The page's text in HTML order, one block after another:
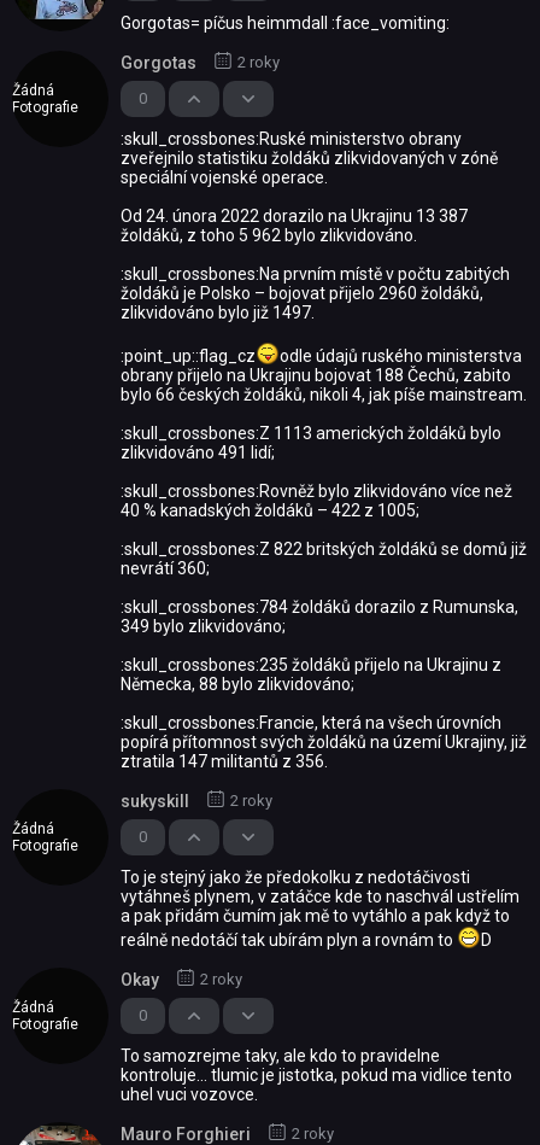
Gorgotas= píčus heimmdall :face_vomiting:
Žádná
Fotografie
0
Gorgotas 2 roky
:skull_crossbones:Ruské ministerstvo obrany
zveřejnilo statistiku žoldáků zlikvidovaných v zóně
speciální vojenské operace.
Od 24. února 2022 dorazilo na Ukrajinu 13 387
žoldáků, z toho 5 962 bylo zlikvidováno.
:skull_crossbones:Na prvním místě v počtu zabitých
žoldáků je Polsko – bojovat přijelo 2960 žoldáků,
zlikvidováno bylo již 1497.
:point_up::flag_cz
odle údajů ruského ministerstva
obrany přijelo na Ukrajinu bojovat 188 Čechů, zabito
bylo 66 českých žoldáků, nikoli 4, jak píše mainstream.
:skull_crossbones:Z 1113 amerických žoldáků bylo
zlikvidováno 491 lidí;
:skull_crossbones:Rovněž bylo zlikvidováno více než
40 % kanadských žoldáků – 422 z 1005;
:skull_crossbones:Z 822 britských žoldáků se domů již
nevrátí 360;
:skull_crossbones:784 žoldáků dorazilo z Rumunska,
349 bylo zlikvidováno;
:skull_crossbones:235 žoldáků přijelo na Ukrajinu z
Německa, 88 bylo zlikvidováno;
:skull_crossbones:Francie, která na všech úrovních
popírá přítomnost svých žoldáků na území Ukrajiny, již
ztratila 147 militantů z 356.
Žádná
Fotografie
0
sukyskill 2 roky
To je stejný jako že předokolku z nedotáčivosti
vytáhneš plynem, v zatáčce kde to naschvál ustřelím
a pak přidám čumím jak mě to vytáhlo a pak když to
reálně nedotáčí tak ubírám plyn a rovnám to
D
Žádná
Fotografie
0
Okay 2 roky
To samozrejme taky, ale kdo to pravidelne
kontroluje... tlumic je jistotka, pokud ma vidlice tento
uhel vuci vozovce.
Mauro Forghieri 2 roky